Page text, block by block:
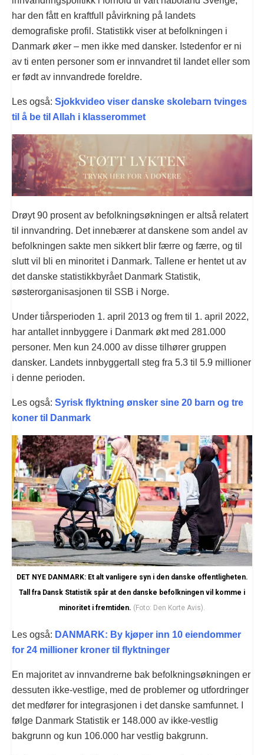
har den fått en kraftfull påvirkning på landets
demografiske profil. Statistikk viser at befolkningen i
Danmark øker – men ikke med dansker. Istedenfor er ni
av ti enten personer som er innvandret til landet eller som
er født av innvandrede foreldre.
Les også: Sjokkvideo viser danske skolebarn tvinges
til å be til Allah i klasserommet
Drøyt 90 prosent av befolkningsøkningen er altså relatert
til innvandring. Det innebærer at danskene som andel av
befolkningen sakte men sikkert blir færre og færre, og til
slutt vil bli en minoritet i Danmark. Tallene er hentet ut av
det danske statistikkbyrået Danmark Statistik,
søsterorganisasjonen til SSB i Norge.
Under tiårsperioden 1. april 2013 og frem til 1. april 2022,
har antallet innbyggere i Danmark økt med 281.000
personer. Men kun 24.000 av disse tilhører gruppen
dansker. Landets innbyggertall steg fra 5.3 til 5.9 millioner
i denne perioden.
Les også: Syrisk flyktning ønsker sine 20 barn og tre
koner til Danmark
DET NYE DANMARK: Et alt vanligere syn i den danske offentligheten.
Tall fra Dansk Statistik spår at den danske befolkningen vil komme i
minoritet i fremtiden. (Foto: Den Korte Avis).
Les også: DANMARK: By kjøper inn 10 eiendommer
for 24 millioner kroner til flyktninger
En majoritet av innvandrerne bak befolkningsøkningen er
dessuten ikke-vestlige, med de problemer og utfordringer
det medfører for integrasjonen i det danske samfunnet. I
følge Danmark Statistik er 148.000 av ikke-vestlig
bakgrunn og kun 106.000 har vestlig bakgrunn.